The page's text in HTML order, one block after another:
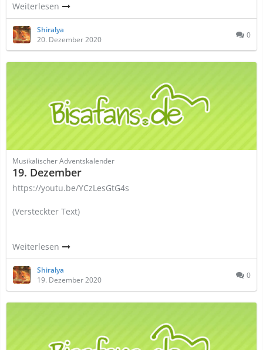
Weiterlesen
Shiralya
20. Dezember 2020
0
Musikalischer Adventskalender
19. Dezember
https://youtu.be/YCzLesGtG4s
(Versteckter Text)
Weiterlesen
Shiralya
19. Dezember 2020
0